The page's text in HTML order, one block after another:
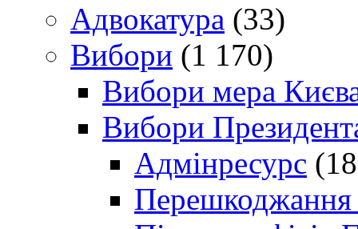
Адвокатура (33)
Вибори (1 170)
Вибори мера
Вибори
Адмінресурс
Перешкоджання